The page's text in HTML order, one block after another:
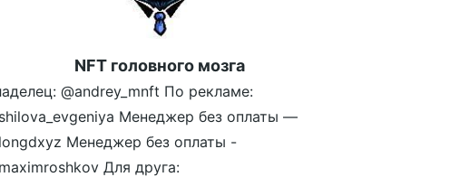
NFT головного мозга
@andrey_mnft По рекламе:
Менеджер без оплаты —
Менеджер без оплаты -
Для друга: